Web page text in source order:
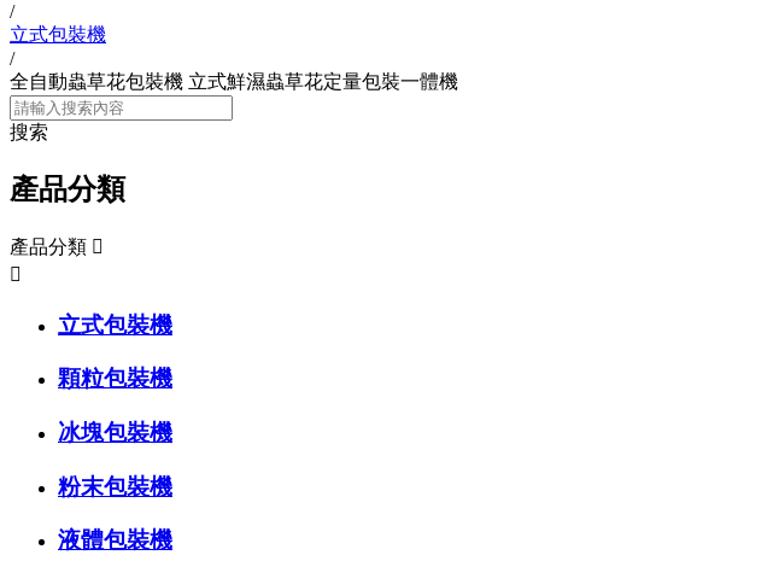
/
立式包裝機
/
全自動蟲草花包裝機 立式鮮濕蟲草花定量包裝一體機
搜索
產品分類
產品分類 

立式包裝機
顆粒包裝機
冰塊包裝機
粉末包裝機
液體包裝機